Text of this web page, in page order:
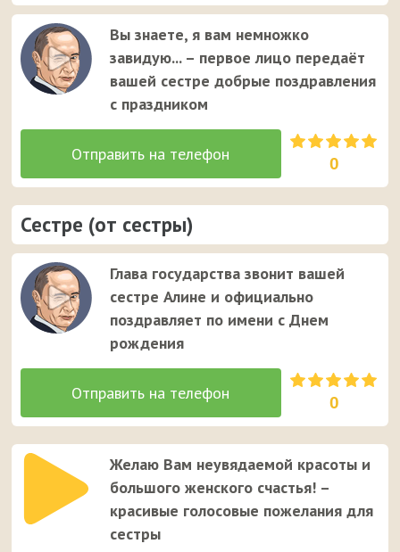
Вы знаете, я вам немножко
завидую... – первое лицо передаёт
вашей сестре добрые поздравления
с праздником
0
Сестре (от сестры)
Глава государства звонит вашей
сестре Алине и официально
поздравляет по имени с Днем
рождения
0
Желаю Вам неувядаемой красоты и
большого женского счастья! –
красивые голосовые пожелания для
сестры